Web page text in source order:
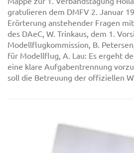
gratulieren dem DMFV 2. Januar
Erörterung anstehender Fragen
des DAeC, W. Trinkaus, dem 1.
Modellflugkommission, B.
für Modellflug, A. Lau: Es ergeht
eine klare Aufgabentrennung
soll die Betreuung der offiziellen